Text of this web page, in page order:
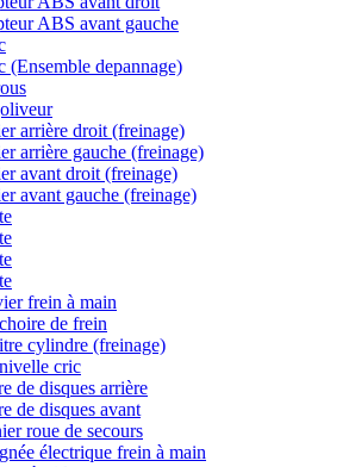
ABS avant gauche
(Ensemble depannage)
arrière droit (freinage)
arrière gauche (freinage)
avant droit (freinage)
avant gauche (freinage)
frein à main
de frein
cylindre (freinage)
cric
de disques arrière
de disques avant
roue de secours
électrique frein à main